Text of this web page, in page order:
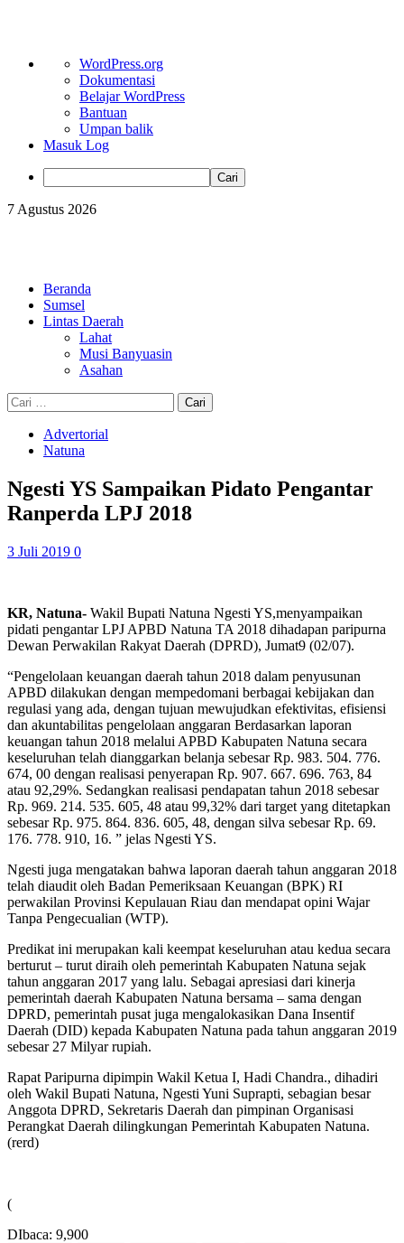
Tentang
WordPress
WordPress.org
Dokumentasi
Belajar WordPress
Bantuan
Umpan balik
Masuk Log
Cari
Skip
7 Agustus 2026
Beranda
Sumsel
Lintas Daerah
Lahat
Musi Banyuasin
Asahan
Cari
untuk:
Advertorial
Natuna
Ngesti YS Sampaikan Pidato Pengantar
Ranperda LPJ 2018
3 Juli 2019 0
KR, Natuna- Wakil Bupati Natuna Ngesti YS,menyampaikan
pidati pengantar LPJ APBD Natuna TA 2018 dihadapan paripurna
Dewan Perwakilan Rakyat Daerah (DPRD), Jumat9 (02/07).
“Pengelolaan keuangan daerah tahun 2018 dalam penyusunan
APBD dilakukan dengan mempedomani berbagai kebijakan dan
regulasi yang ada, dengan tujuan mewujudkan efektivitas, efisiensi
dan akuntabilitas pengelolaan anggaran Berdasarkan laporan
keuangan tahun 2018 melalui APBD Kabupaten Natuna secara
keseluruhan telah dianggarkan belanja sebesar Rp. 983. 504. 776.
674, 00 dengan realisasi penyerapan Rp. 907. 667. 696. 763, 84
atau 92,29%. Sedangkan realisasi pendapatan tahun 2018 sebesar
Rp. 969. 214. 535. 605, 48 atau 99,32% dari target yang ditetapkan
sebesar Rp. 975. 864. 836. 605, 48, dengan silva sebesar Rp. 69.
176. 778. 910, 16. ” jelas Ngesti YS.
Ngesti juga mengatakan bahwa laporan daerah tahun anggaran 2018
telah diaudit oleh Badan Pemeriksaan Keuangan (BPK) RI
perwakilan Provinsi Kepulauan Riau dan mendapat opini Wajar
Tanpa Pengecualian (WTP).
Predikat ini merupakan kali keempat keseluruhan atau kedua secara
berturut – turut diraih oleh pemerintah Kabupaten Natuna sejak
tahun anggaran 2017 yang lalu. Sebagai apresiasi dari kinerja
pemerintah daerah Kabupaten Natuna bersama – sama dengan
DPRD, pemerintah pusat juga mengalokasikan Dana Insentif
Daerah (DID) kepada Kabupaten Natuna pada tahun anggaran 2019
sebesar 27 Milyar rupiah.
Rapat Paripurna dipimpin Wakil Ketua I, Hadi Chandra., dihadiri
oleh Wakil Bupati Natuna, Ngesti Yuni Suprapti, sebagian besar
Anggota DPRD, Sekretaris Daerah dan pimpinan Organisasi
Perangkat Daerah dilingkungan Pemerintah Kabupaten Natuna.
(rerd)
(
DIbaca: 9,900